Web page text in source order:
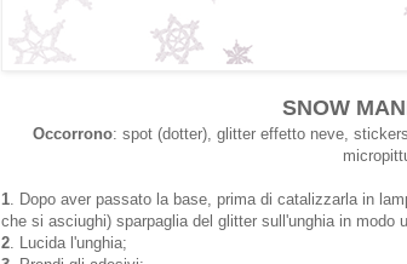
SNOW
Occorrono: spot (dotter), glitter effetto neve,
1. Dopo aver passato la base, prima di catalizzarla in
che si asciughi) sparpaglia del glitter sull'unghia in modo
2. Lucida l'unghia;